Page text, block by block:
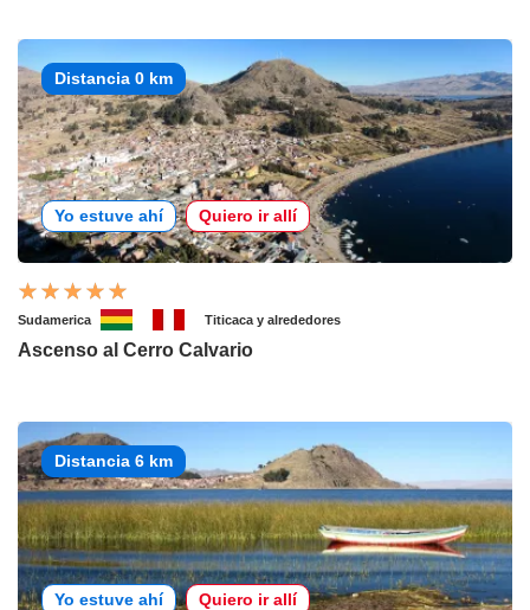
Distancia 0 km
Yo estuve ahí Quiero ir allí
Sudamerica Titicaca y alrededores
Ascenso al Cerro Calvario
Distancia 6 km
Yo estuve ahí Quiero ir allí